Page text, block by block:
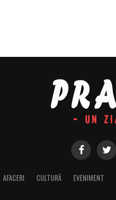
AFACERI CULTURĂ EVENIMENT